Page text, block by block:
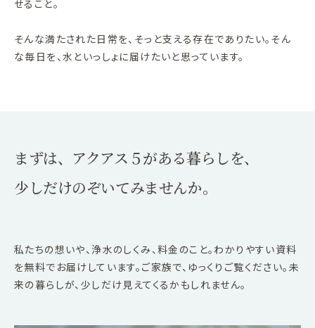
せること。
そんな満たされた日常を、そっと支える存在でありたい。そん
な毎日を、水といっしょに届けたいと思っています。
まずは、アクアス５がある暮らしを、
少しだけのぞいてみませんか。
私たちの想いや、浄水のしくみ、料金のこと。わかりやすい資料
を無料でお届けしています。ご家族で、ゆっくりご覧ください。未
来の暮らしが、少しだけ見えてくるかもしれません。